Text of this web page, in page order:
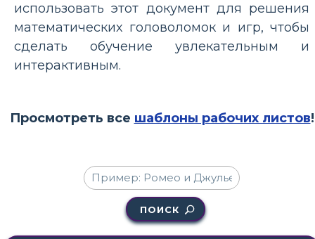
использовать этот документ для решения
математических головоломок и игр, чтобы
сделать обучение увлекательным и
интерактивным.
Просмотреть все шаблоны рабочих листов!
ПОИСК